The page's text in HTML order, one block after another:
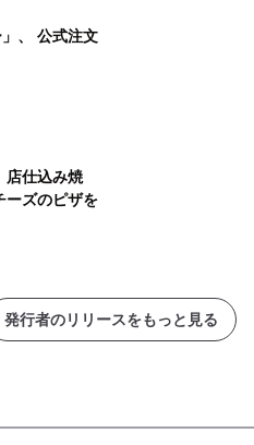
、 公式注文
店仕込み焼
ーズのピザを
発行者のリリースをもっと見る